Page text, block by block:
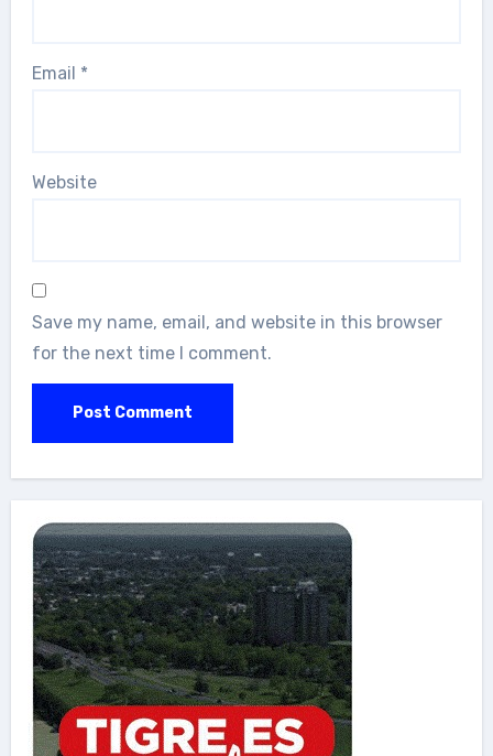
Email *
Website
Save my name, email, and website in this browser
for the next time I comment.